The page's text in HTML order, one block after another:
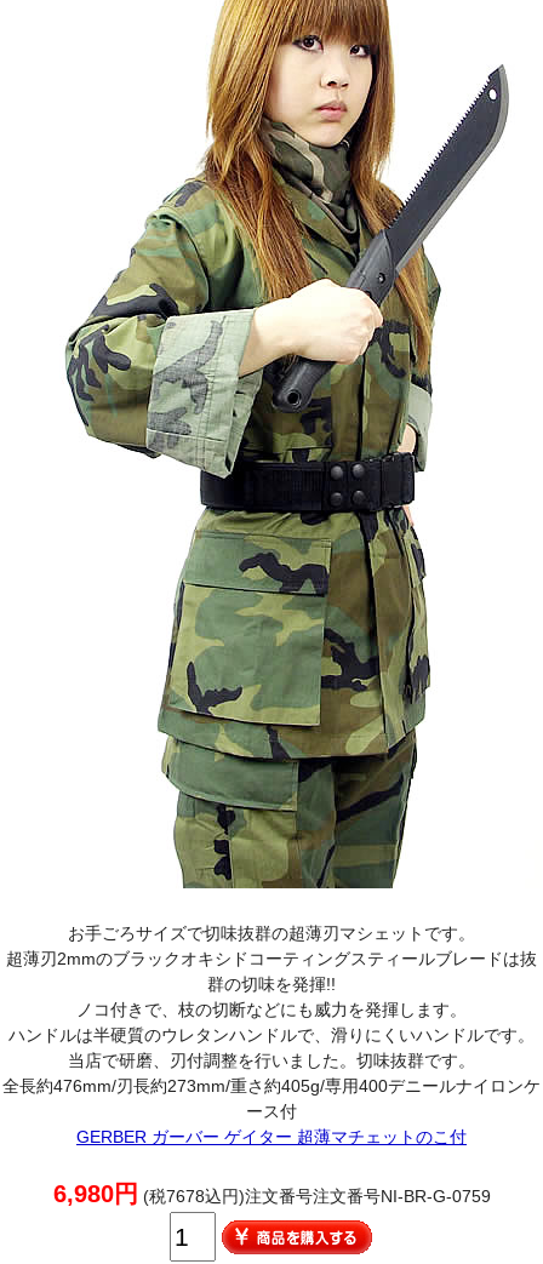
お手ごろサイズで切味抜群の超薄刃マシェットです。
超薄刃2mmのブラックオキシドコーティングスティールブレードは抜
群の切味を発揮!!
ノコ付きで、枝の切断などにも威力を発揮します。
ハンドルは半硬質のウレタンハンドルで、滑りにくいハンドルです。
当店で研磨、刃付調整を行いました。切味抜群です。
全長約476mm/刃長約273mm/重さ約405g/専用400デニールナイロンケ
ース付
GERBER ガーバー ゲイター 超薄マチェットのこ付
6,980円 (税7678込円)注文番号注文番号NI-BR-G-0759